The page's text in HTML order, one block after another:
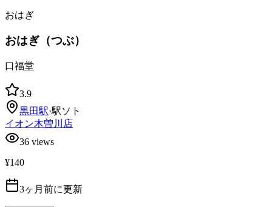
おはぎ
おはぎ（つぶ）
口福堂
3.9
黒田駅·駅ソト
イオン木曽川店
36 views
¥140
3ヶ月前に更新